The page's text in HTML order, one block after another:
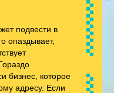
подвести в
опаздывает,
бизнес, которое
адресу. Если